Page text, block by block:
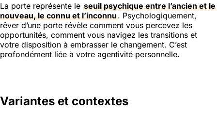
La porte représente le seuil psychique entre l’ancien et le
nouveau, le connu et l’inconnu. Psychologiquement,
rêver d’une porte révèle comment vous percevez les
opportunités, comment vous navigez les transitions et
votre disposition à embrasser le changement. C’est
profondément liée à votre agentivité personnelle.
Variantes et contextes